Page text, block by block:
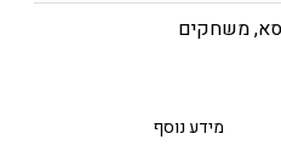
,משחקים
מידע נוסף